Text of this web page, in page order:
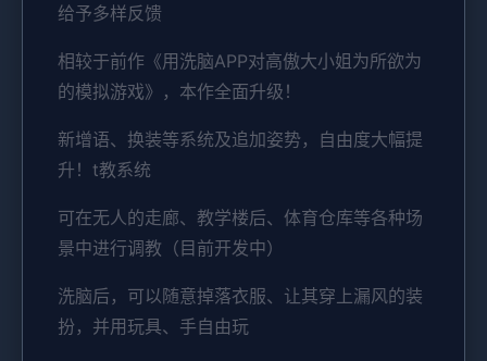
给予多样反馈
相较于前作《用洗脑APP对高傲大小姐为所欲为
的模拟游戏》，本作全面升级！
新增语、换装等系统及追加姿势，自由度大幅提
升！t教系统
可在无人的走廊、教学楼后、体育仓库等各种场
景中进行调教（目前开发中）
洗脑后，可以随意掉落衣服、让其穿上漏风的装
扮，并用玩具、手自由玩